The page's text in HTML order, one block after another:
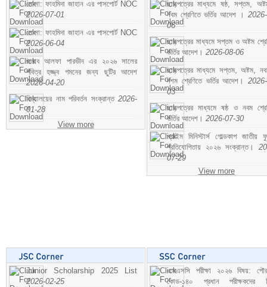
মোসা: ফাহমিদা জাহান এর পাসপোর্ট NOC
2026-07-01
মোসা: ফাহমিদা জাহান এর পাসপোর্ট NOC
2026-06-04
জনাব আলফা পারভীন এর ২০২৬ সালের
পবিত্র হজ্জ্ব গমনের জন্য ছুটির আদেশ
2026-04-20
বিদ্যালয়ের নাম পরিবর্তন সংক্রান্ত 2026-
01-28
View more
ছাড়পত্রের মাধ্যমে ষষ্ঠ, সপ্তম,
নবম শ্রেণিতে ভর্তির আদেশ ।
06
ছাড়পত্রের মাধ্যমে সপ্তম ও অষ্টম
ভর্তির আদেশ। 2026-08-06
ছাড়পত্রের মাধ্যমে সপ্তম, অষ্টম,
দশম শ্রেণিতে ভর্তির আদেশ।
03
ছাড়পত্রের মাধ্যমে ষষ্ঠ ও নবম
ভর্তির আদেশ। 2026-07-30
প্রাইম মিনিস্টার্স গোল্ডকাপ জাতীয়
প্রতিযোগিতায় ২০২৬ সংক্রান্ত।
07-29
View more
Junior Scholarship 2025 List
2026-02-25
এসএসসি পরীক্ষা ২০২৬ বিষয়:
কোড-১৪০ প্রধান পরীক্ষকদের